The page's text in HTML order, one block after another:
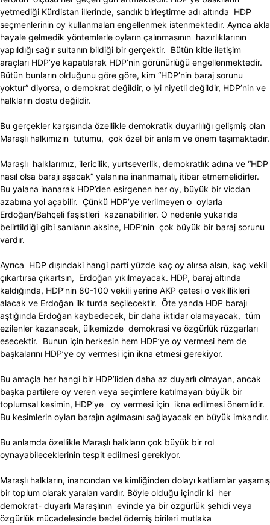
yetmediği Kürdistan illerinde, sandık birleştirme adı altında HDP
seçmenlerinin oy kullanmaları engellenmek istenmektedir. Ayrıca akla
hayale gelmedik yöntemlerle oyların çalınmasının hazırlıklarının
yapıldığı sağır sultanın bildiği bir gerçektir. Bütün kitle iletişim
araçları HDP’ye kapatılarak HDP’nin görünürlüğü engellenmektedir.
Bütün bunların olduğunu göre göre, kim “HDP’nin baraj sorunu
yoktur” diyorsa, o demokrat değildir, o iyi niyetli değildir, HDP’nin ve
halkların dostu değildir.
Bu gerçekler karşısında özellikle demokratik duyarlılığı gelişmiş olan
Maraşlı halkımızın tutumu, çok özel bir anlam ve önem taşımaktadır.
Maraşlı halklarımız, ilericilik, yurtseverlik, demokratlık adına ve “HDP
nasıl olsa barajı aşacak” yalanına inanmamalı, itibar etmemelidirler.
Bu yalana inanarak HDP’den esirgenen her oy, büyük bir vicdan
azabına yol açabilir. Çünkü HDP’ye verilmeyen o oylarla
Erdoğan/Bahçeli faşistleri kazanabilirler. O nedenle yukarıda
belirtildiği gibi sanılanın aksine, HDP’nin çok büyük bir baraj sorunu
vardır.
Ayrıca HDP dışındaki hangi parti yüzde kaç oy alırsa alsın, kaç vekil
çıkartırsa çıkartsın, Erdoğan yıkılmayacak. HDP, baraj altında
kaldığında, HDP’nin 80-100 vekili yerine AKP çetesi o vekillikleri
alacak ve Erdoğan ilk turda seçilecektir. Öte yanda HDP barajı
aştığında Erdoğan kaybedecek, bir daha iktidar olamayacak, tüm
ezilenler kazanacak, ülkemizde demokrasi ve özgürlük rüzgarları
esecektir. Bunun için herkesin hem HDP’ye oy vermesi hem de
başkalarını HDP’ye oy vermesi için ikna etmesi gerekiyor.
Bu amaçla her hangi bir HDP’liden daha az duyarlı olmayan, ancak
başka partilere oy veren veya seçimlere katılmayan büyük bir
toplumsal kesimin, HDP’ye oy vermesi için ikna edilmesi önemlidir.
Bu kesimlerin oyları barajın aşılmasını sağlayacak en büyük imkandır.
Bu anlamda özellikle Maraşlı halkların çok büyük bir rol
oynayabileceklerinin tespit edilmesi gerekiyor.
Maraşlı halkların, inancından ve kimliğinden dolayı katliamlar yaşamış
bir toplum olarak yaraları vardır. Böyle olduğu içindir ki her
demokrat- duyarlı Maraşlının evinde ya bir özgürlük şehidi veya
özgürlük mücadelesinde bedel ödemiş birileri mutlaka